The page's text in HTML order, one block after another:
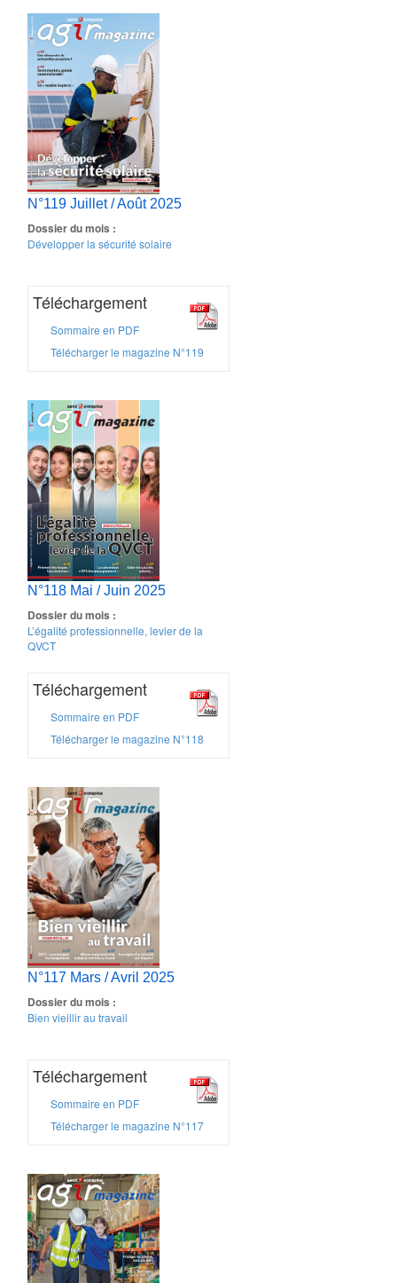
N°119 Juillet / Août 2025
Dossier du mois :
Développer la sécurité solaire
Téléchargement
Sommaire en PDF
Télécharger le magazine N°119
N°118 Mai / Juin 2025
Dossier du mois :
L’égalité professionnelle, levier de la
QVCT
Téléchargement
Sommaire en PDF
Télécharger le magazine N°118
N°117 Mars / Avril 2025
Dossier du mois :
Bien vieillir au travail
Téléchargement
Sommaire en PDF
Télécharger le magazine N°117